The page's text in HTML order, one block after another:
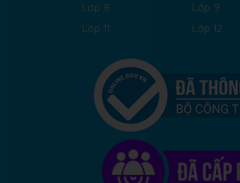
Lớp 8
Lớp 9
Lớp 11
Lớp 12